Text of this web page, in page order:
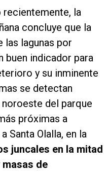
la
concluye que la
las lagunas por
buen indicador para
y su inminente
se detectan
del parque
próximas a
Santa Olalla, en la
juncales en la mitad
masas de